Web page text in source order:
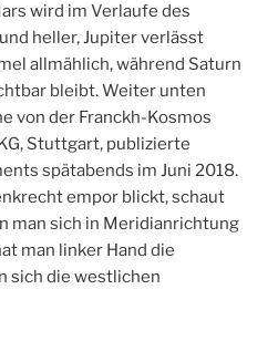
wird im Verlaufe des
heller, Jupiter verlässt
allmählich, während Saturn
bleibt. Weiter unten
von der Franckh-Kosmos
Stuttgart, publizierte
spätabends im Juni 2018.
empor blickt, schaut
man sich in Meridianrichtung
man linker Hand die
sich die westlichen